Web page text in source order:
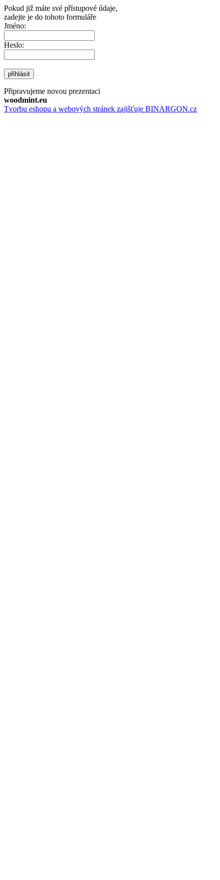
Pokud již máte své přístupové údaje,
zadejte je do tohoto formuláře
Jméno:
Heslo:
přihlásit
Připravujeme novou prezentaci
woodmint.eu
Tvorbu eshopu a webových stránek zajišťuje BINARGON.cz